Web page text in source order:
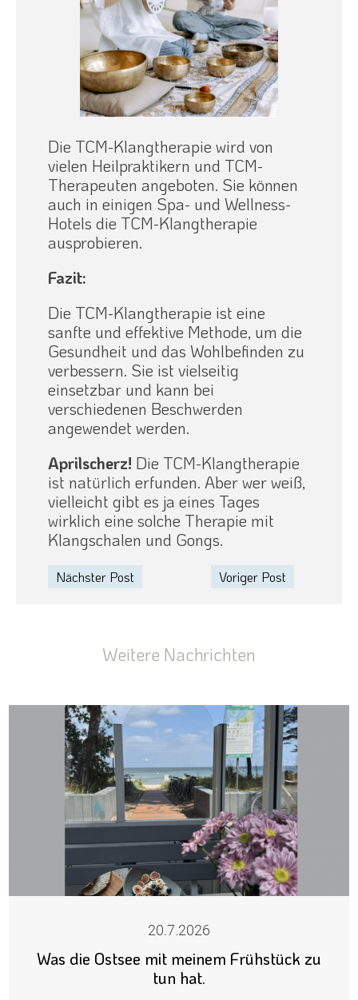
Die TCM-Klangtherapie wird von
vielen Heilpraktikern und TCM-
Therapeuten angeboten. Sie können
auch in einigen Spa- und Wellness-
Hotels die TCM-Klangtherapie
ausprobieren.
Fazit:
Die TCM-Klangtherapie ist eine
sanfte und effektive Methode, um die
Gesundheit und das Wohlbefinden zu
verbessern. Sie ist vielseitig
einsetzbar und kann bei
verschiedenen Beschwerden
angewendet werden.
Aprilscherz! Die TCM-Klangtherapie
ist natürlich erfunden. Aber wer weiß,
vielleicht gibt es ja eines Tages
wirklich eine solche Therapie mit
Klangschalen und Gongs.
Nächster Post Voriger Post
Weitere Nachrichten
20.7.2026
Was die Ostsee mit meinem Frühstück zu
tun hat.